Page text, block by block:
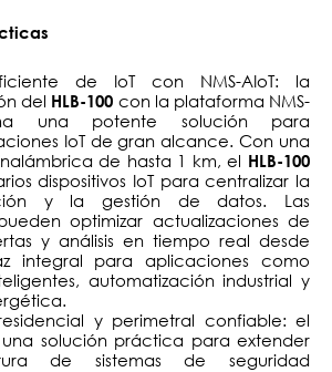
de IoT con NMS-AIoT: la
del HLB-100 con la plataforma NMS-
una potente solución para
IoT de gran alcance. Con una
de hasta 1 km, el HLB-100
dispositivos IoT para centralizar la
y la gestión de datos. Las
optimizar actualizaciones de
y análisis en tiempo real desde
integral para aplicaciones como
automatización industrial y
y perimetral confiable: el
solución práctica para extender
de sistemas de seguridad